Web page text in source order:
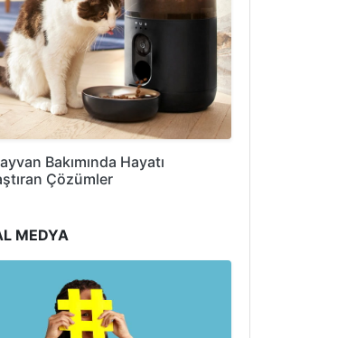
Bakımında Hayatı
Çözümler
MEDYA